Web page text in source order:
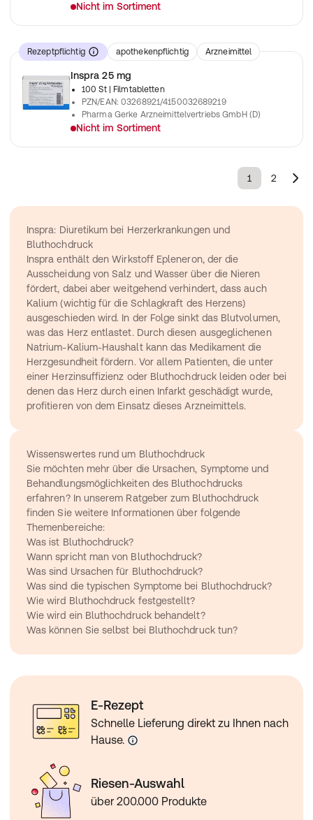
Nicht im Sortiment
Rezeptpflichtig apothekenpflichtig Arzneimittel
Inspra 25 mg
100 St
| Filmtabletten
PZN/EAN:03268921/4150032689219
Pharma Gerke Arzneimittelvertriebs GmbH (D)
Nicht im Sortiment
1 2
Inspra: Diuretikum bei Herzerkrankungen und
Bluthochdruck
Inspra enthält den Wirkstoff Epleneron, der die
Ausscheidung von Salz und Wasser über die Nieren
fördert, dabei aber weitgehend verhindert, dass auch
Kalium (wichtig für die Schlagkraft des Herzens)
ausgeschieden wird. In der Folge sinkt das Blutvolumen,
was das Herz entlastet. Durch diesen ausgeglichenen
Natrium-Kalium-Haushalt kann das Medikament die
Herzgesundheit fördern. Vor allem Patienten, die unter
einer Herzinsuffizienz oder Bluthochdruck leiden oder bei
denen das Herz durch einen Infarkt geschädigt wurde,
profitieren von dem Einsatz dieses Arzneimittels.
Wissenswertes rund um Bluthochdruck
Sie möchten mehr über die Ursachen, Symptome und
Behandlungsmöglichkeiten des Bluthochdrucks
erfahren? In unserem Ratgeber zum Bluthochdruck
finden Sie weitere Informationen über folgende
Themenbereiche:
Was ist Bluthochdruck?
Wann spricht man von Bluthochdruck?
Was sind Ursachen für Bluthochdruck?
Was sind die typischen Symptome bei Bluthochdruck?
Wie wird Bluthochdruck festgestellt?
Wie wird ein Bluthochdruck behandelt?
Was können Sie selbst bei Bluthochdruck tun?
E-Rezept
Schnelle Lieferung direkt zu Ihnen nach
Hause.
Riesen-Auswahl
über 200.000 Produkte